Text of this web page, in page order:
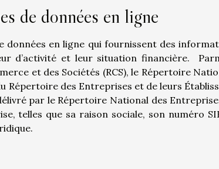
de données en ligne
données en ligne qui fournissent des
d’activité et leur situation financière.
et des Sociétés (RCS), le Répertoire
Répertoire des Entreprises et de leurs
par le Répertoire National des
telles que sa raison sociale, son numéro